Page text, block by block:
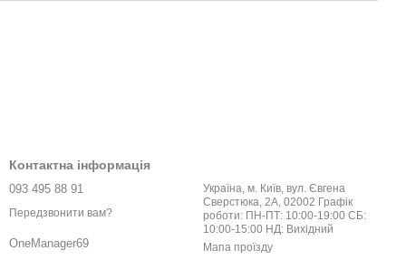
Контактна інформація
093 495 88 91
Передзвонити вам?
OneManager69
Україна, м. Київ, вул. Євгена
Сверстюка, 2А, 02002 Графік
роботи: ПН-ПТ: 10:00-19:00 СБ:
10:00-15:00 НД: Вихідний
Мапа проїзду